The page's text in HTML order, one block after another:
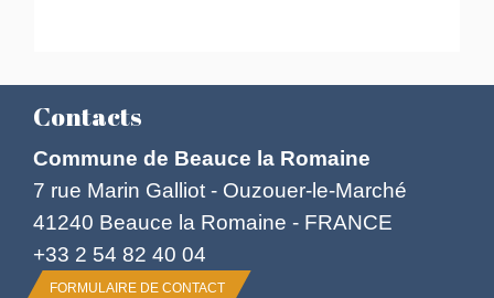
Contacts
Commune de Beauce la Romaine
7 rue Marin Galliot - Ouzouer-le-Marché
41240 Beauce la Romaine - FRANCE
+33 2 54 82 40 04
FORMULAIRE DE CONTACT